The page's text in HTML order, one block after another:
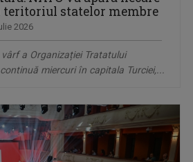
statelor membre
2026
a Organizației Tratatului
miercuri în capitala Turciei,...